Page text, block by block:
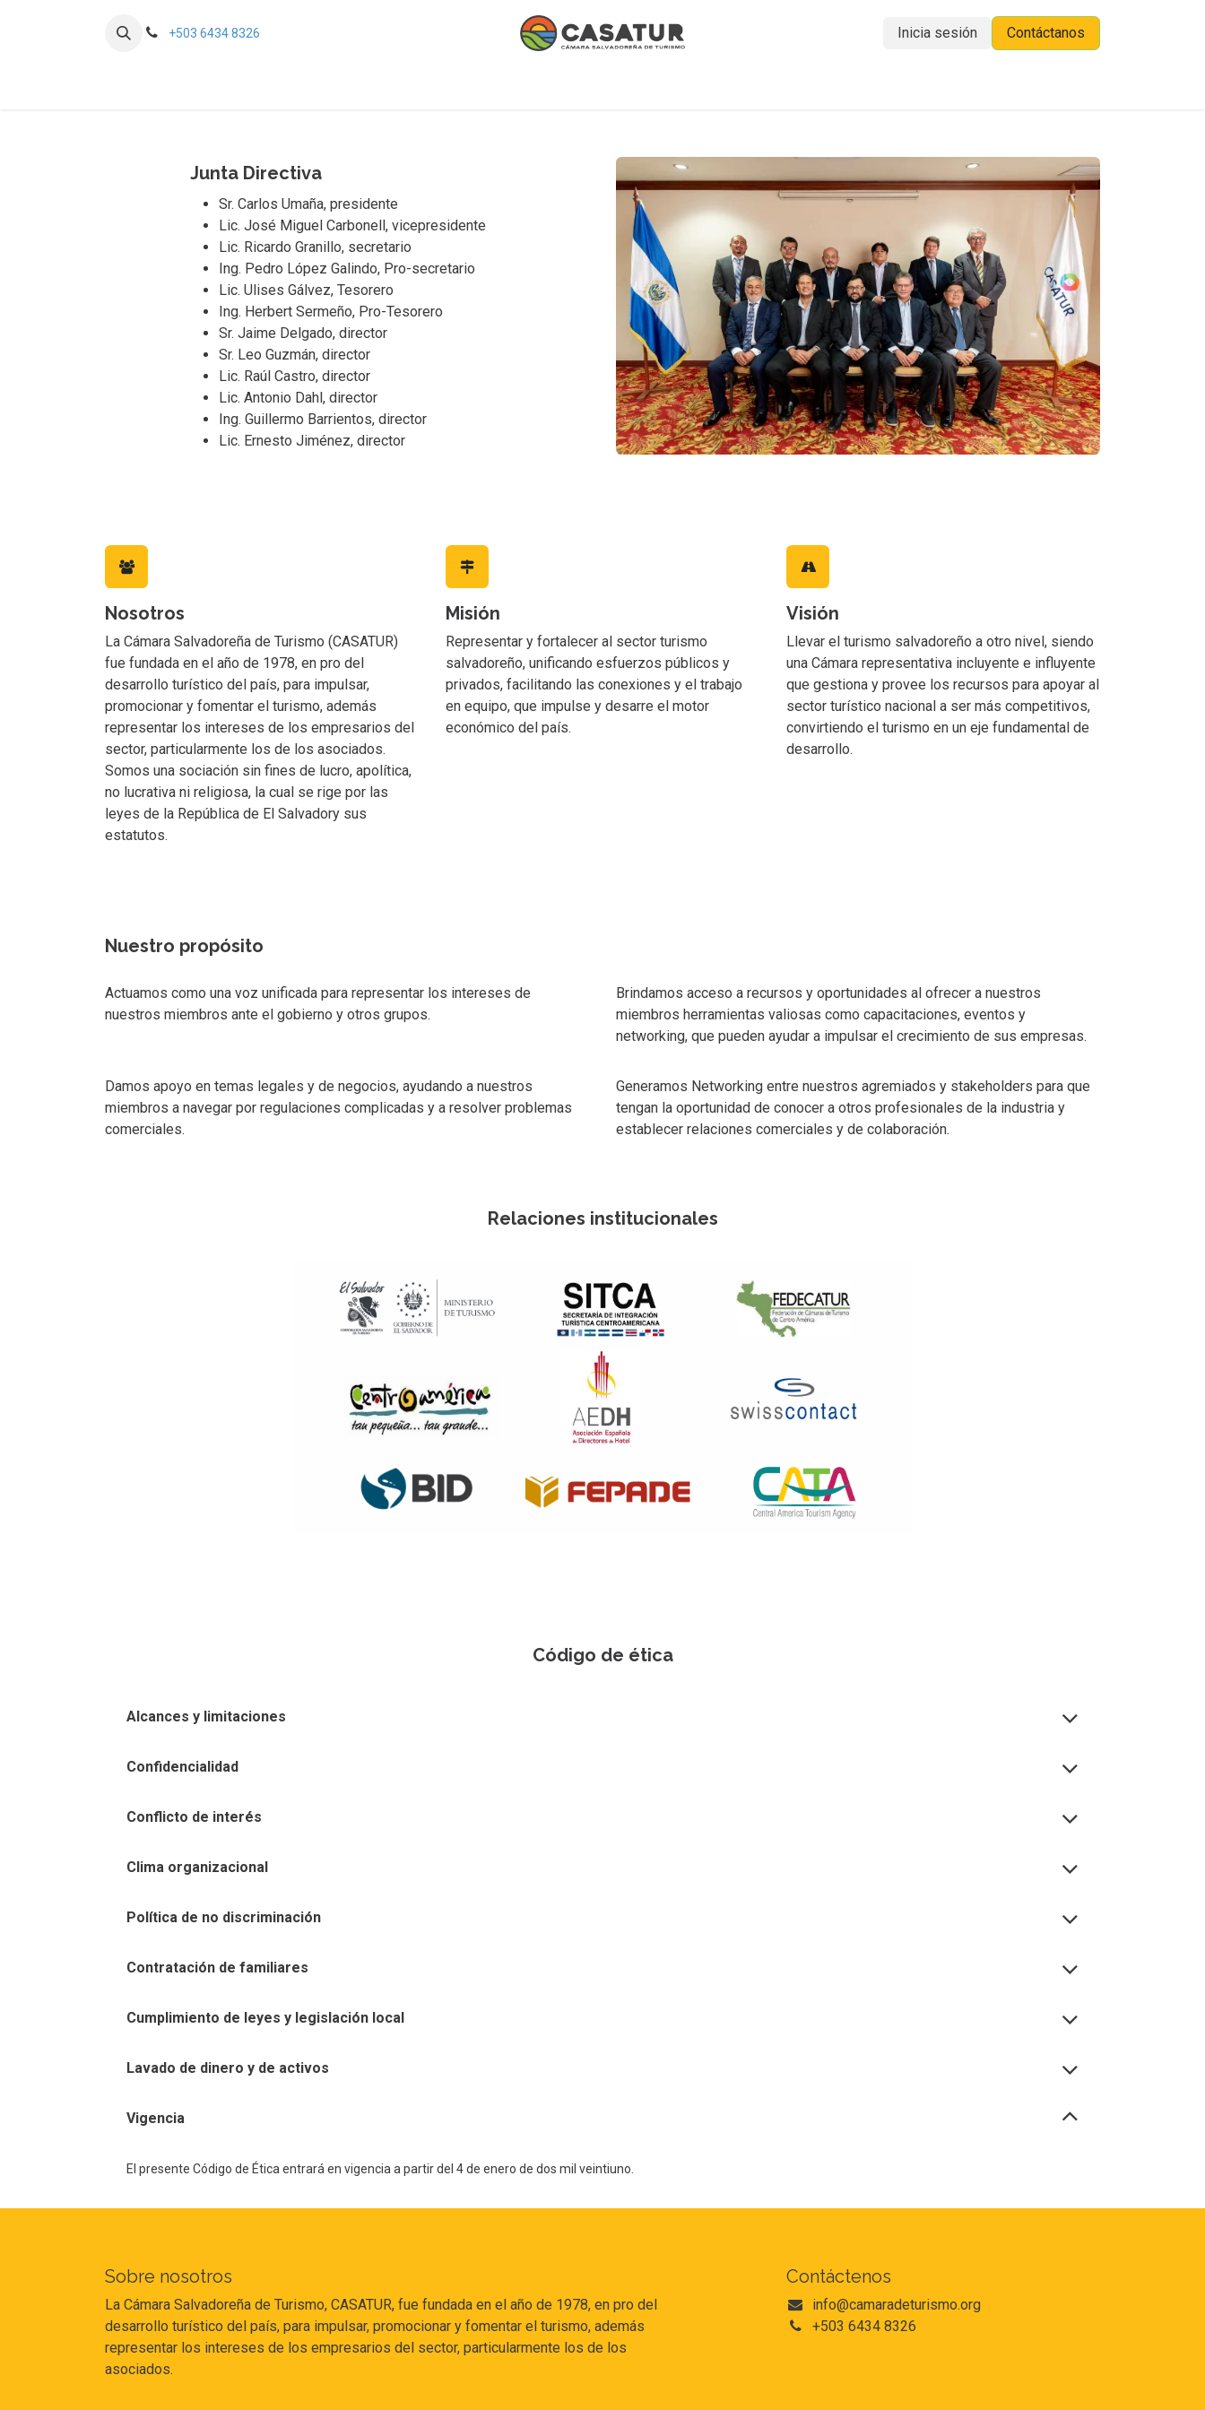
+503 6434 8326 Inicia sesión Contáctanos
Junta Directiva
Sr. Carlos Umaña, presidente
Lic. José Miguel Carbonell, vicepresidente
Lic. Ricardo Granillo, secretario
Ing. Pedro López Galindo, Pro-secretario
Lic. Ulises Gálvez, Tesorero
Ing. Herbert Sermeño, Pro-Tesorero
Sr. Jaime Delgado, director
Sr. Leo Guzmán, director
Lic. Raúl Castro, director
Lic. Antonio Dahl, director
Ing. Guillermo Barrientos, director
Lic. Ernesto Jiménez, director
Nosotros
La Cámara Salvadoreña de Turismo (CASATUR)
fue fundada en el año de 1978, en pro del
desarrollo turístico del país, para impulsar,
promocionar y fomentar el turismo, además
representar los intereses de los empresarios del
sector, particularmente los de los asociados.
Somos una sociación sin fines de lucro, apolítica,
no lucrativa ni religiosa, la cual se rige por las
leyes de la República de El Salvadory sus
estatutos.
Misión
Representar y fortalecer al sector turismo
salvadoreño, unificando esfuerzos públicos y
privados, facilitando las conexiones y el trabajo
en equipo, que impulse y desarre el motor
económico del país.
Visión
Llevar el turismo salvadoreño a otro nivel, siendo
una Cámara representativa incluyente e influyente
que gestiona y provee los recursos para apoyar al
sector turístico nacional a ser más competitivos,
convirtiendo el turismo en un eje fundamental de
desarrollo.
Nuestro propósito
Actuamos como una voz unificada para representar los intereses de
nuestros miembros ante el gobierno y otros grupos.
Brindamos acceso a recursos y oportunidades al ofrecer a nuestros
miembros herramientas valiosas como capacitaciones, eventos y
networking, que pueden ayudar a impulsar el crecimiento de sus empresas.
Damos apoyo en temas legales y de negocios, ayudando a nuestros
miembros a navegar por regulaciones complicadas y a resolver problemas
comerciales.
Generamos Networking entre nuestros agremiados y stakeholders para que
tengan la oportunidad de conocer a otros profesionales de la industria y
establecer relaciones comerciales y de colaboración.
Relaciones institucionales
Código de ética
Alcances y limitaciones
Confidencialidad
Conflicto de interés
Clima organizacional
Política de no discriminación
Contratación de familiares
Cumplimiento de leyes y legislación local
Lavado de dinero y de activos
Vigencia
El presente Código de Ética entrará en vigencia a partir del 4 de enero de dos mil veintiuno.
Sobre nosotros
La Cámara Salvadoreña de Turismo, CASATUR, fue fundada en el año de 1978, en pro del
desarrollo turístico del país, para impulsar, promocionar y fomentar el turismo, además
representar los intereses de los empresarios del sector, particularmente los de los
asociados.
Contáctenos
info@camaradeturismo.org
+503 6434 8326